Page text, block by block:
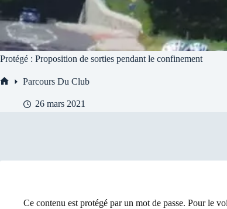
Protégé : Proposition de sorties pendant le confinement
Parcours Du Club
26 mars 2021
Ce contenu est protégé par un mot de passe. Pour le